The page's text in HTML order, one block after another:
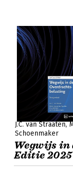
J.C. van Straaten
Schoenmaker
Wegwijs
Editie 2025